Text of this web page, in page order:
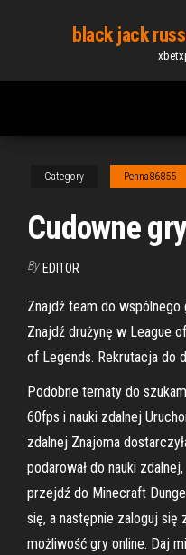
content
black jack
Category Penna86855
Cudowne
By EDITOR
Znajdź team do wspólnego
Znajdź drużynę w League
of Legends. Rekrutacja do
Podobne tematy do
60fps i nauki zdalnej
zdalnej Znajoma
podarował do nauki
przejdź do Minecraft
się, a następnie zaloguj
możliwość gry online. Daj